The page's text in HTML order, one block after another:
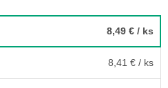
8,49 € / ks
8,41 € / ks